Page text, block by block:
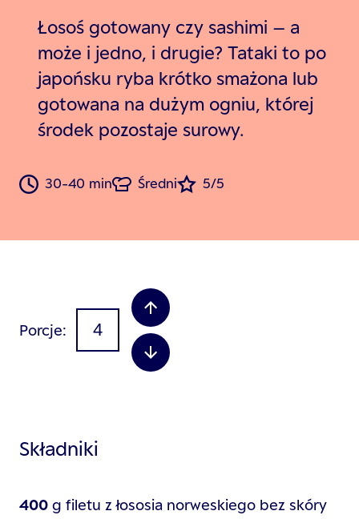
Łosoś gotowany czy sashimi – a
może i jedno, i drugie? Tataki to po
japońsku ryba krótko smażona lub
gotowana na dużym ogniu, której
środek pozostaje surowy.
30-40 min Średni 5/5
Porcje
Składniki
400 g filetu z łososia norweskiego bez skóry